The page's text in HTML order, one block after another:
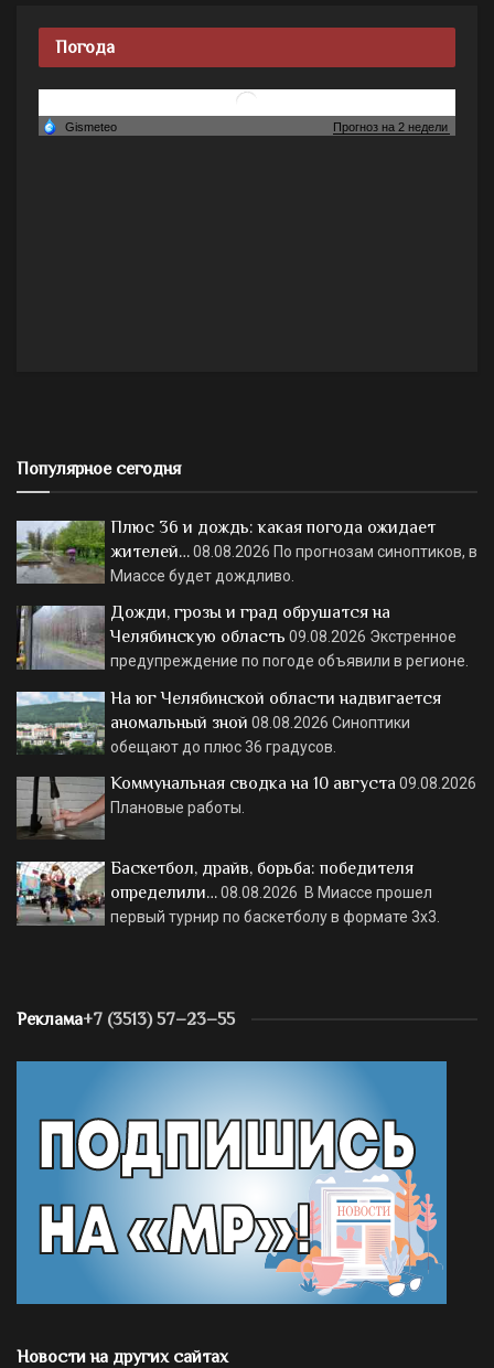
Погода
Популярное сегодня
Плюс 36 и дождь: какая погода ожидает
жителей…08.08.2026 По прогнозам синоптиков, в
Миассе будет дождливо.
Дожди, грозы и град обрушатся на
Челябинскую область 09.08.2026 Экстренное
предупреждение по погоде объявили в регионе.
На юг Челябинской области надвигается
аномальный зной 08.08.2026 Синоптики
обещают до плюс 36 градусов.
Коммунальная сводка на 10 августа 09.08.2026
Плановые работы.
Баскетбол, драйв, борьба: победителя
определили…08.08.2026 В Миассе прошел
первый турнир по баскетболу в формате 3х3.
Реклама+7 (3513) 57–23–55
Новости на других сайтах